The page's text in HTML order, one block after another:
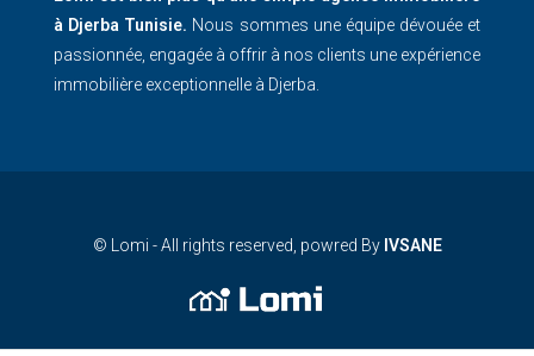
à Djerba Tunisie. Nous sommes une équipe dévouée et
passionnée, engagée à offrir à nos clients une expérience
immobilière exceptionnelle à Djerba.
© Lomi - All rights reserved, powred By IVSANE